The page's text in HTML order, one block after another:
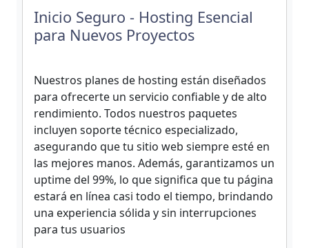
Inicio Seguro - Hosting Esencial
para Nuevos Proyectos
Nuestros planes de hosting están diseñados
para ofrecerte un servicio confiable y de alto
rendimiento. Todos nuestros paquetes
incluyen soporte técnico especializado,
asegurando que tu sitio web siempre esté en
las mejores manos. Además, garantizamos un
uptime del 99%, lo que significa que tu página
estará en línea casi todo el tiempo, brindando
una experiencia sólida y sin interrupciones
para tus usuarios